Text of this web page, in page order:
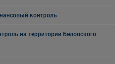
контроль
на территории Беловского